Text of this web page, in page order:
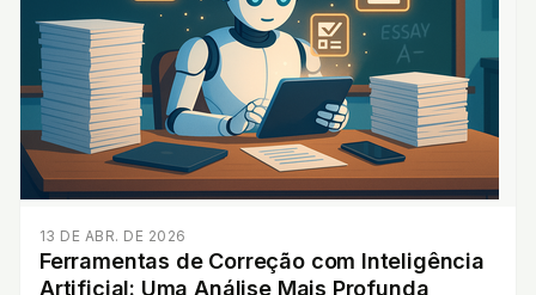
13 DE ABR. DE 2026
Ferramentas de Correção com Inteligência
Artificial: Uma Análise Mais Profunda